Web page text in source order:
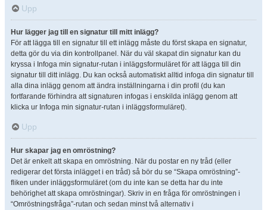
Upp
Hur lägger jag till en signatur till mitt inlägg?
För att lägga till en signatur till ett inlägg måste du först skapa en signatur,
detta gör du via din kontrollpanel. När du väl skapat din signatur kan du
kryssa i Infoga min signatur-rutan i inläggsformuläret för att lägga till din
signatur till ditt inlägg. Du kan också automatiskt alltid infoga din signatur till
alla dina inlägg genom att ändra inställningarna i din profil (du kan
fortfarande förhindra att signaturen infogas i enskilda inlägg genom att
klicka ur Infoga min signatur-rutan i inläggsformuläret).
Upp
Hur skapar jag en omröstning?
Det är enkelt att skapa en omröstning. När du postar en ny tråd (eller
redigerar det första inlägget i en tråd) så bör du se “Skapa omröstning”-
fliken under inläggsformuläret (om du inte kan se detta har du inte
behörighet att skapa omröstningar). Skriv in en fråga för omröstningen i
“Omröstningsfråga”-rutan och sedan minst två alternativ i